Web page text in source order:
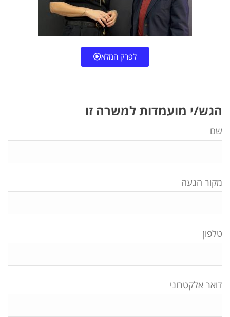
לפרק המלא
הגש/י מועמדות למשרה זו
שם
מקור הגעה
טלפון
דואר אלקטרוני